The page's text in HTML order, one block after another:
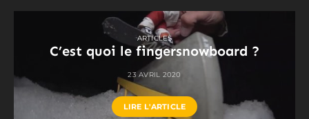
ARTICLES
C’est quoi le fingersnowboard ?
23 AVRIL 2020
LIRE L'ARTICLE